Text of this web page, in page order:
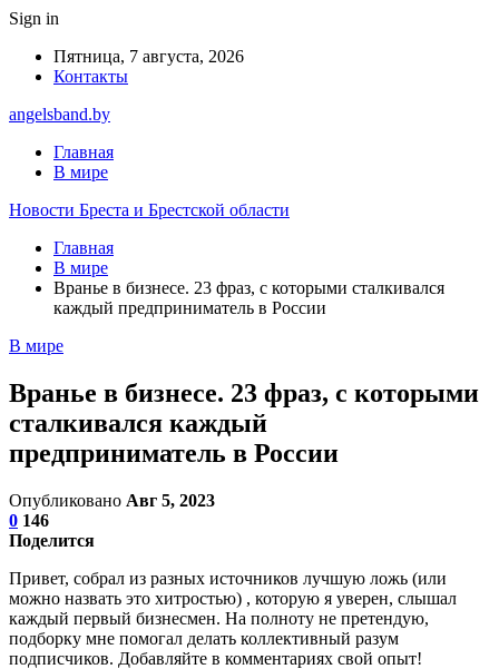
Sign in
Пятница, 7 августа, 2026
Контакты
angelsband.by
Главная
В мире
Новости Бреста и Брестской области
Главная
В мире
Вранье в бизнесе. 23 фраз, с которыми сталкивался
каждый предприниматель в России
В мире
Вранье в бизнесе. 23 фраз, с которыми
сталкивался каждый
предприниматель в России
Опубликовано Авг 5, 2023
0 146
Поделится
Привет, собрал из разных источников лучшую ложь (или
можно назвать это хитростью) , которую я уверен, слышал
каждый первый бизнесмен. На полноту не претендую,
подборку мне помогал делать коллективный разум
подписчиков. Добавляйте в комментариях свой опыт!